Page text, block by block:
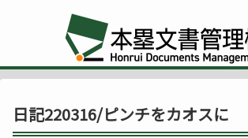
日記220316/ピンチをカオスに